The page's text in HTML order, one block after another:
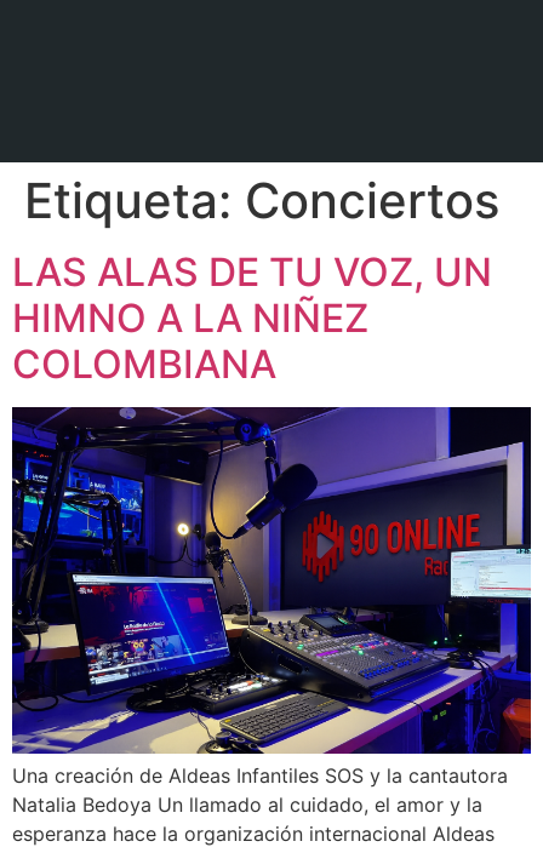
Etiqueta: Conciertos
LAS ALAS DE TU VOZ, UN
HIMNO A LA NIÑEZ
COLOMBIANA
Una creación de Aldeas Infantiles SOS y la cantautora
Natalia Bedoya Un llamado al cuidado, el amor y la
esperanza hace la organización internacional Aldeas